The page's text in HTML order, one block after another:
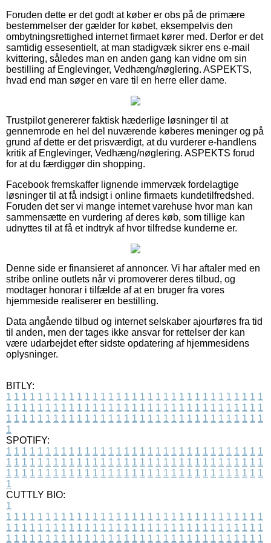
Foruden dette er det godt at køber er obs på de primære
bestemmelser der gælder for købet, eksempelvis den
ombytningsrettighed internet firmaet kører med. Derfor er det
samtidig essesentielt, at man stadigvæk sikrer ens e-mail
kvittering, således man en anden gang kan vidne om sin
bestilling af Englevinger, Vedhæng/nøglering. ASPEKTS,
hvad end man søger en vare til en herre eller dame.
Trustpilot genererer faktisk hæderlige løsninger til at
gennemrode en hel del nuværende køberes meninger og på
grund af dette er det prisværdigt, at du vurderer e-handlens
kritik af Englevinger, Vedhæng/nøglering. ASPEKTS forud
for at du færdiggør din shopping.
Facebook fremskaffer lignende immervæk fordelagtige
løsninger til at få indsigt i online firmaets kundetilfredshed.
Foruden det ser vi mange internet varehuse hvor man kan
sammensætte en vurdering af deres køb, som tillige kan
udnyttes til at få et indtryk af hvor tilfredse kunderne er.
Denne side er finansieret af annoncer. Vi har aftaler med en
stribe online outlets når vi promoverer deres tilbud, og
modtager honorar i tilfælde af at en bruger fra vores
hjemmeside realiserer en bestilling.
Data angående tilbud og internet selskaber ajourføres fra tid
til anden, men der tages ikke ansvar for rettelser der kan
være udarbejdet efter sidste opdatering af hjemmesidens
oplysninger.
BITLY:
1 1 1 1 1 1 1 1 1 1 1 1 1 1 1 1 1 1 1 1 1 1 1 1 1 1 1 1 1 1 1 1 1
1 1 1 1 1 1 1 1 1 1 1 1 1 1 1 1 1 1 1 1 1 1 1 1 1 1 1 1 1 1 1 1 1
1 1 1 1 1 1 1 1 1 1 1 1 1 1 1 1 1 1 1 1 1 1 1 1 1 1 1 1 1 1 1 1 1
1
SPOTIFY:
1 1 1 1 1 1 1 1 1 1 1 1 1 1 1 1 1 1 1 1 1 1 1 1 1 1 1 1 1 1 1 1 1
1 1 1 1 1 1 1 1 1 1 1 1 1 1 1 1 1 1 1 1 1 1 1 1 1 1 1 1 1 1 1 1 1
1 1 1 1 1 1 1 1 1 1 1 1 1 1 1 1 1 1 1 1 1 1 1 1 1 1 1 1 1 1 1 1 1
1
CUTTLY BIO:
1
1 1 1 1 1 1 1 1 1 1 1 1 1 1 1 1 1 1 1 1 1 1 1 1 1 1 1 1 1 1 1 1 1
1 1 1 1 1 1 1 1 1 1 1 1 1 1 1 1 1 1 1 1 1 1 1 1 1 1 1 1 1 1 1 1 1
1 1 1 1 1 1 1 1 1 1 1 1 1 1 1 1 1 1 1 1 1 1 1 1 1 1 1 1 1 1 1 1 1